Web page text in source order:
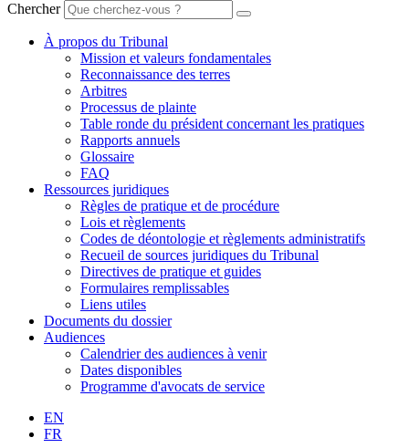
Chercher
À propos du Tribunal
Mission et valeurs fondamentales
Reconnaissance des terres
Arbitres
Processus de plainte
Table ronde du président concernant les pratiques
Rapports annuels
Glossaire
FAQ
Ressources juridiques
Règles de pratique et de procédure
Lois et règlements
Codes de déontologie et règlements administratifs
Recueil de sources juridiques du Tribunal
Directives de pratique et guides
Formulaires remplissables
Liens utiles
Documents du dossier
Audiences
Calendrier des audiences à venir
Dates disponibles
Programme d'avocats de service
EN
FR